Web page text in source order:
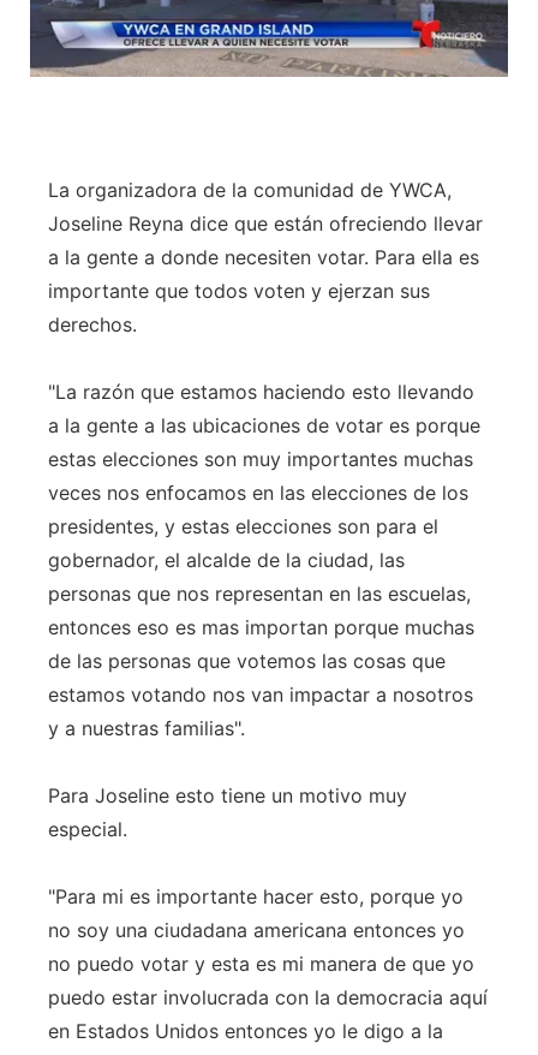
La organizadora de la comunidad de YWCA,
Joseline Reyna dice que están ofreciendo llevar
a la gente a donde necesiten votar. Para ella es
importante que todos voten y ejerzan sus
derechos.
"La razón que estamos haciendo esto llevando
a la gente a las ubicaciones de votar es porque
estas elecciones son muy importantes muchas
veces nos enfocamos en las elecciones de los
presidentes, y estas elecciones son para el
gobernador, el alcalde de la ciudad, las
personas que nos representan en las escuelas,
entonces eso es mas importan porque muchas
de las personas que votemos las cosas que
estamos votando nos van impactar a nosotros
y a nuestras familias".
Para Joseline esto tiene un motivo muy
especial.
"Para mi es importante hacer esto, porque yo
no soy una ciudadana americana entonces yo
no puedo votar y esta es mi manera de que yo
puedo estar involucrada con la democracia aquí
en Estados Unidos entonces yo le digo a la